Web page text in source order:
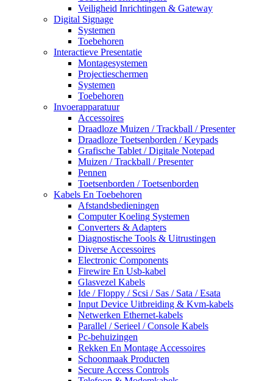
Veiligheid Inrichtingen & Gateway
Digital Signage
Systemen
Toebehoren
Interactieve Presentatie
Montagesystemen
Projectieschermen
Systemen
Toebehoren
Invoerapparatuur
Accessoires
Draadloze Muizen / Trackball / Presenter
Draadloze Toetsenborden / Keypads
Grafische Tablet / Digitale Notepad
Muizen / Trackball / Presenter
Pennen
Toetsenborden / Toetsenborden
Kabels En Toebehoren
Afstandsbedieningen
Computer Koeling Systemen
Converters & Adapters
Diagnostische Tools & Uitrustingen
Diverse Accessoires
Electronic Components
Firewire En Usb-kabel
Glasvezel Kabels
Ide / Floppy / Scsi / Sas / Sata / Esata
Input Device Uitbreiding & Kvm-kabels
Netwerken Ethernet-kabels
Parallel / Serieel / Console Kabels
Pc-behuizingen
Rekken En Montage Accessoires
Schoonmaak Producten
Secure Access Controls